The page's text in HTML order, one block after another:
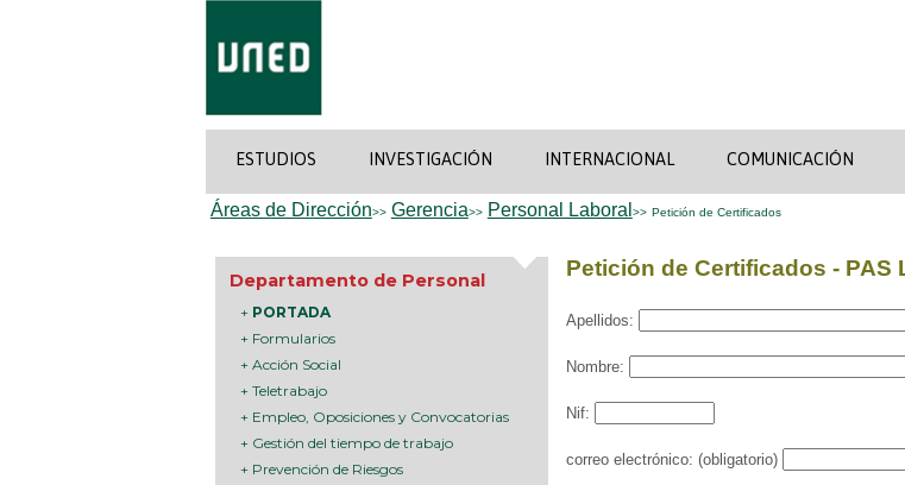
ESTUDIOS INVESTIGACIÓN INTERNACIONAL COMUNICACIÓN
Áreas de Dirección>> Gerencia>> Personal Laboral >> Petición de Certificados
Departamento de Personal
+ PORTADA
+ Formularios
+ Acción Social
+ Teletrabajo
+ Empleo, Oposiciones y Convocatorias
+ Gestión del tiempo de trabajo
+ Prevención de Riesgos
Petición de Certificados - PAS
Apellidos:
Nombre:
Nif:
correo electrónico: (obligatorio)